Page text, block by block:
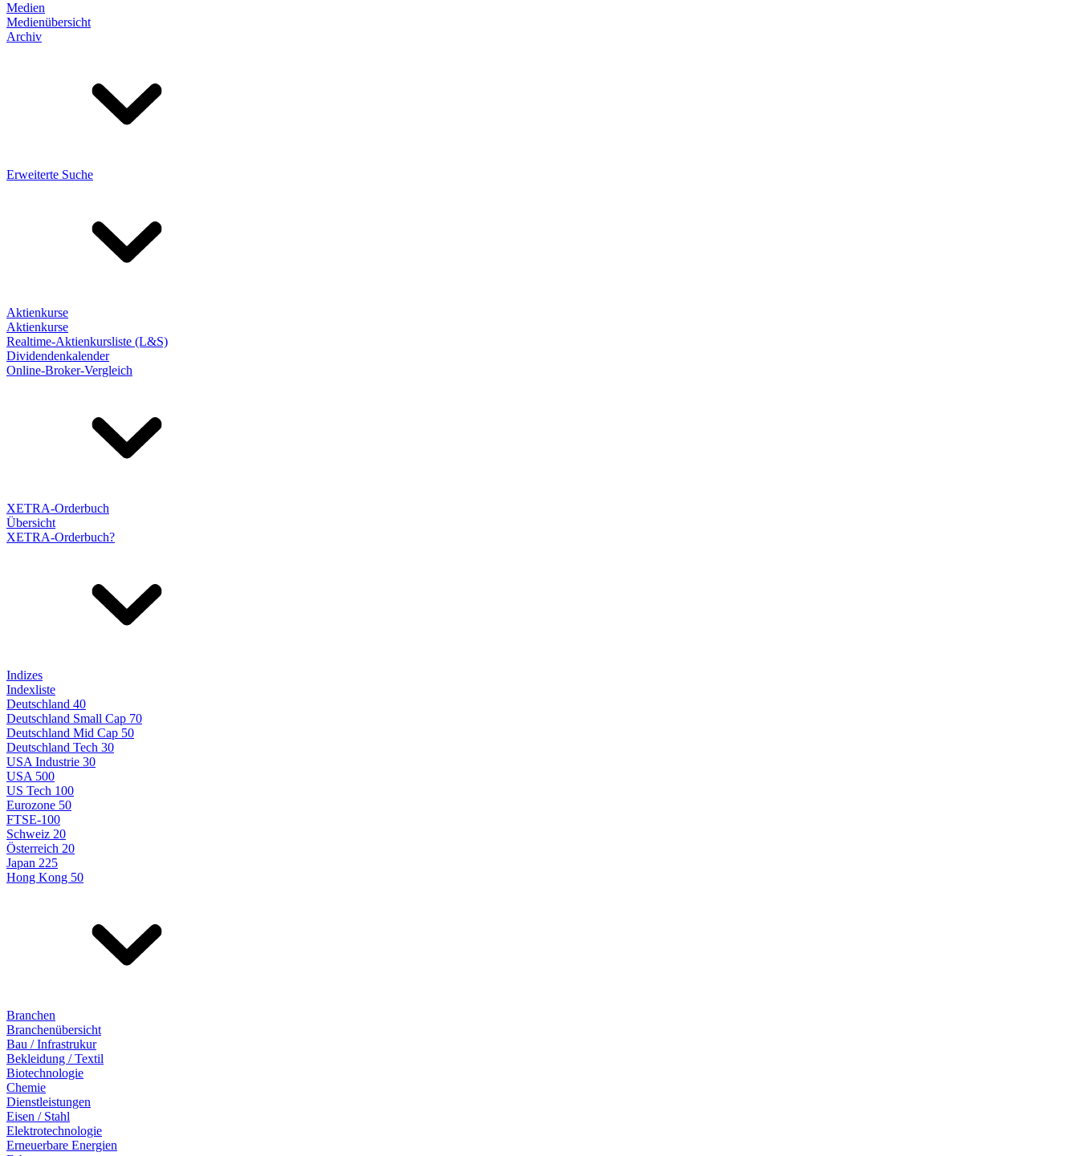
Medien
Medienübersicht
Archiv
Erweiterte Suche
Aktienkurse
Aktienkurse
Realtime-Aktienkursliste (L&S)
Dividendenkalender
Online-Broker-Vergleich
XETRA-Orderbuch
Übersicht
XETRA-Orderbuch?
Indizes
Indexliste
Deutschland 40
Deutschland Small Cap 70
Deutschland Mid Cap 50
Deutschland Tech 30
USA Industrie 30
USA 500
US Tech 100
Eurozone 50
FTSE-100
Schweiz 20
Österreich 20
Japan 225
Hong Kong 50
Branchen
Branchenübersicht
Bau / Infrastrukur
Bekleidung / Textil
Biotechnologie
Chemie
Dienstleistungen
Eisen / Stahl
Elektrotechnologie
Erneuerbare Energien